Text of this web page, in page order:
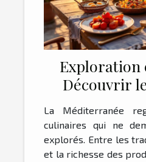
Exploration
Découvrir
La Méditerranée
culinaires qui ne
explorés. Entre les
et la richesse des